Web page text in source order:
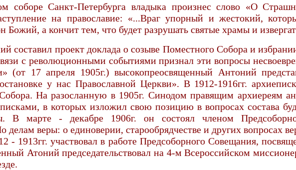
соборе Санкт-Петербурга владыка произнес слово «О
на православие: «...Враг упорный и жестокий,
Божий, а кончит тем, что будет разрушать святые храмы и
составил проект доклада о созыве Поместного Собора и
с революционными событиями признал эти вопросы
(от 17 апреля 1905г.) высокопреосвященный Антоний
у нас Православной Церкви». В 1912-1916гг.
На разосланную в 1905г. Синодом правящим архиереям
в которых изложил свою позицию в вопросах состава
В марте - декабре 1906г. он состоял членом
делам веры: о единоверии, старообрядчестве и других вопросах
- 1913гг. участвовал в работе Предсоборного Совещания,
Атоний председательствовал на 4-м Всероссийском